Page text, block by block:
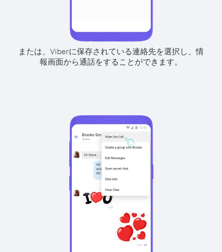
または、Viberに保存されている連絡先を選択し、情
報画面から通話をすることができます。